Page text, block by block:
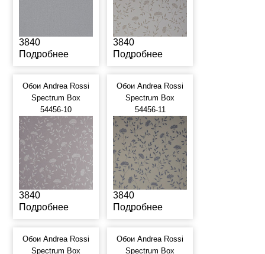
3840
Подробнее
3840
Подробнее
Обои Andrea Rossi
Spectrum Box
54456-10
3840
Подробнее
Обои Andrea Rossi
Spectrum Box
54456-11
3840
Подробнее
Обои Andrea Rossi
Spectrum Box
Обои Andrea Rossi
Spectrum Box